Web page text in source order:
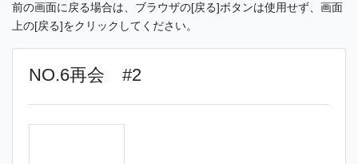
前の画面に戻る場合は、ブラウザの[戻る]ボタンは使用せず、画面
上の[戻る]をクリックしてください。
NO.6再会 #2